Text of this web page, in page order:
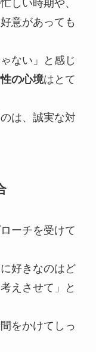
しい時期や、
意があっても
ない」と感じ
の心境はとて
は、誠実な対
ーチを受けて
好きなのはど
えさせて」と
をかけてしっ